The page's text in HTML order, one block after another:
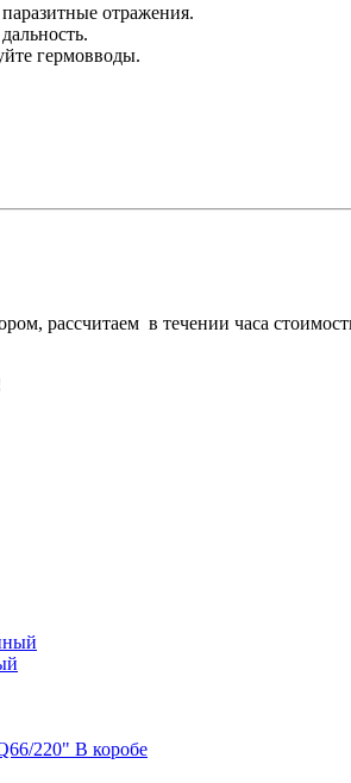
отражения.
гермовводы.
рассчитаем в течении часа
220" В коробе